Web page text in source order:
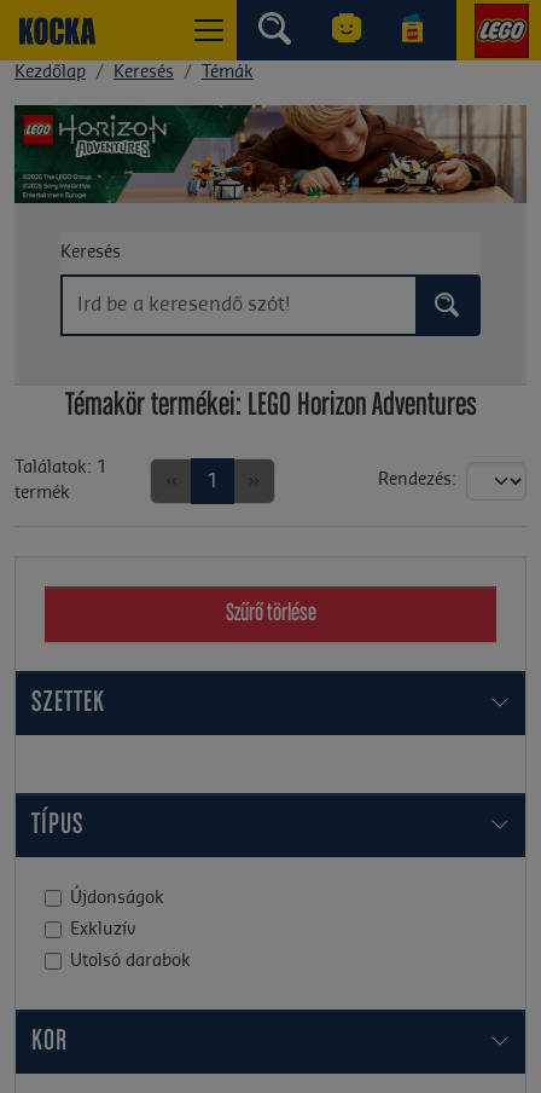
Kezdőlap Keresés Témák
Keresés
Témakör termékei: LEGO Horizon Adventures
Találatok: 1
termék
1 Rendezés:
Szűrő törlése
SZETTEK
TÍPUS
Újdonságok
Exkluzív
Utolsó darabok
KOR